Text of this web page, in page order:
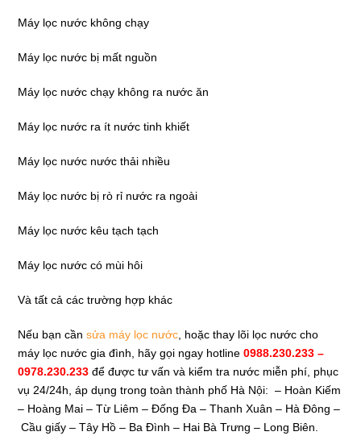
Máy lọc nước không chạy
Máy lọc nước bị mất nguồn
Máy lọc nước chạy không ra nước ăn
Máy lọc nước ra ít nước tinh khiết
Máy lọc nước nước thải nhiều
Máy lọc nước bị rò rỉ nước ra ngoài
Máy lọc nước kêu tạch tạch
Máy lọc nước có mùi hôi
Và tất cả các trường hợp khác
Nếu bạn cầnsửa máy lọc nước, hoặc thay lõi lọc nước cho
máy lọc nước gia đình, hãy gọi ngay hotline0988.230.233 –
0978.230.233 để được tư vấn và kiểm tra nước miễn phí, phục
vụ 24/24h, áp dụng trong toàn thành phố Hà Nội: – Hoàn Kiếm
– Hoàng Mai – Từ Liêm – Đống Đa – Thanh Xuân – Hà Đông –
Cầu giấy – Tây Hồ – Ba Đình – Hai Bà Trưng – Long Biên.